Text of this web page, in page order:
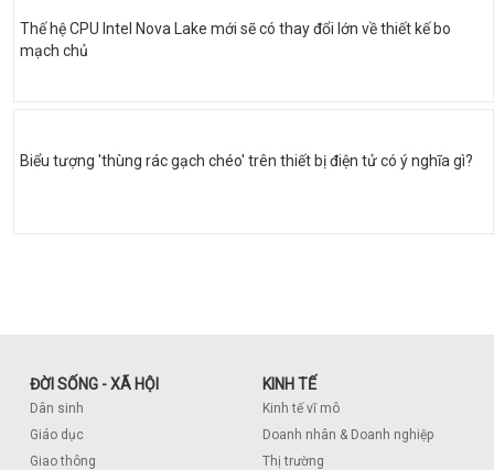
Thế hệ CPU Intel Nova Lake mới sẽ có thay đổi lớn về thiết kế bo
mạch chủ
Biểu tượng 'thùng rác gạch chéo' trên thiết bị điện tử có ý nghĩa gì?
ĐỜI SỐNG - XÃ HỘI
Dân sinh
Giáo dục
Giao thông
KINH TẾ
Kinh tế vĩ mô
Doanh nhân & Doanh nghiệp
Thị trường